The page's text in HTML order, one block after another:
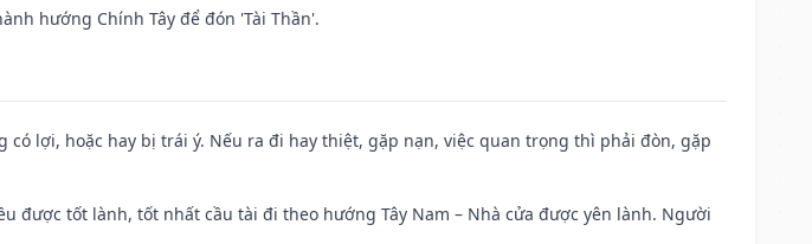
hướng Chính Tây để đón 'Tài Thần'.
có lợi, hoặc hay bị trái ý. Nếu ra đi hay thiệt, gặp nạn, việc quan trọng thì phải đòn, gặp
được tốt lành, tốt nhất cầu tài đi theo hướng Tây Nam – Nhà cửa được yên lành. Người